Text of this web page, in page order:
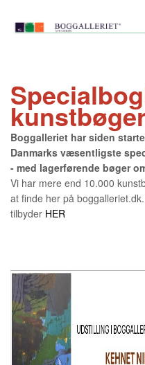
KUNST
KUNSTKORT
BØGER OM KUNSTNERE
TILBUD
Vis kurv (0,00 DKK)
NYHEDER
KONTAKT & ÅBNINSTIDER
UDVIDET SØGNING
Boggalleriet har siden
Danmarks væsentligste
- med lagerførende bøger
Vi har mere end 10.000
at finde her på
tilbyder HER